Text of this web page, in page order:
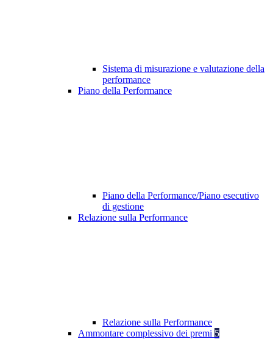
Sistema di misurazione e valutazione della
performance
Piano della Performance
Piano della Performance/Piano esecutivo
di gestione
Relazione sulla Performance
Relazione sulla Performance
Ammontare complessivo dei premi 5